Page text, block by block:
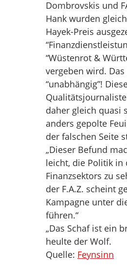
Dombrovskis und
Hank wurden
Hayek-Preis
“Wüstenrot &
vergeben wird.
“unabhängig”!
daher gleich quasi
anders gepolte
der falschen Seite
„Dieser Befund
leicht, die Politik in
Finanzsektors zu
der F.A.Z. scheint
Kampagne unter
führen.“
„Das Schaf ist ein
heulte der Wolf.
Quelle: Feynsinn